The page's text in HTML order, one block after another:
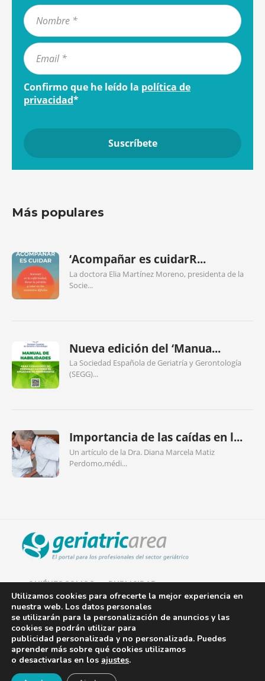
Confirmo que he leído la política de
privacidad*
Más populares
‘Acompañar es cuidarR...
La doctora Elia Martínez Moreno, presidenta de la
Socie...
Nueva edición del ‘Manua...
La Sociedad Española de Geriatría y Gerontología
(SEGG)...
Importancia de las caídas en l...
Un artículo de la Dra. Diana Marcela Matiz
Perdomo,médi...
QUIÉNES SOMOS PUBLICIDAD
AVISO LEGAL
POLÍTICA DE COOKIES
POLÍTICA DE PRIVACIDAD
CONTACTO¡Newsletter!
Utilizamos cookies para ofrecerte la mejor experiencia en
nuestra web. Los datos personales
se utilizarán para la personalización de anuncios y las
cookies se podrán utilizar para
publicidad personalizada y no personalizada. Puedes
aprender más sobre qué cookies utilizamos
o desactivarlas en los ajustes.